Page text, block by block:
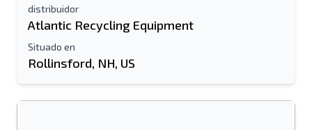
distribuidor
Atlantic Recycling Equipment
Situado en
Rollinsford, NH, US